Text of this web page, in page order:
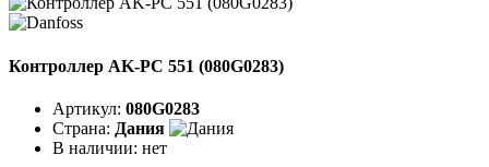
Контроллер AK-PC 551 (080G0283)
Артикул: 080G0283
Страна: Дания
В наличии: нет